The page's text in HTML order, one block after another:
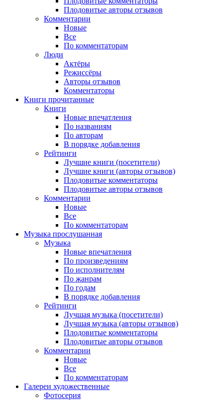
Плодовитые авторы отзывов
Комментарии
Новые
Все
По комментаторам
Люди
Актёры
Режиссёры
Авторы отзывов
Комментаторы
Книги прочитанные
Книги
Новые впечатления
По названиям
По авторам
В порядке добавления
Рейтинги
Лучшие книги (посетители)
Лучшие книги (авторы отзывов)
Плодовитые комментаторы
Плодовитые авторы отзывов
Комментарии
Новые
Все
По комментаторам
Музыка прослушанная
Музыка
Новые впечатления
По произведениям
По исполнителям
По жанрам
По годам
В порядке добавления
Рейтинги
Лучшая музыка (посетители)
Лучшая музыка (авторы отзывов)
Плодовитые комментаторы
Плодовитые авторы отзывов
Комментарии
Новые
Все
По комментаторам
Галереи художественные
Фотосерия